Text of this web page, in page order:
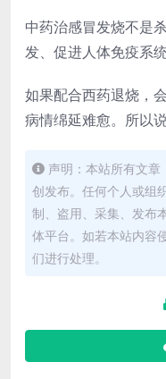
中药治感冒发烧不是
发、促进人体免疫系
如果配合西药退烧，
病情绵延难愈。所以
声明：本站所有文
创发布。任何个人或组
制、盗用、采集、发布
体平台。如若本站内容
们进行处理。